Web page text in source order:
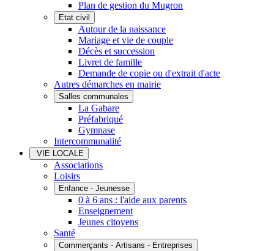
Plan de gestion du Mugron
Etat civil
Autour de la naissance
Mariage et vie de couple
Décès et succession
Livret de famille
Demande de copie ou d'extrait d'acte
Autres démarches en mairie
Salles communales
La Gabare
Préfabriqué
Gymnase
Intercommunalité
VIE LOCALE
Associations
Loisirs
Enfance - Jeunesse
0 à 6 ans : l'aide aux parents
Enseignement
Jeunes citoyens
Santé
Commerçants - Artisans - Entreprises